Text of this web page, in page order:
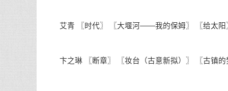
艾青 〖时代〗 〖大堰河——我的保姆〗 〖给太阳
卞之琳 〖断章〗 〖妆台（古意新拟）〗 〖古镇的